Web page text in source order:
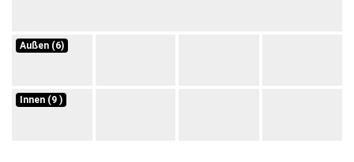
Außen (6)
Innen (9 )